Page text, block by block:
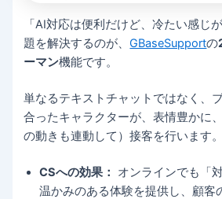
「AI対応は便利だけど、冷たい感
題を解決するのが、GBaseSupportの
ーマン機能です。
単なるテキストチャットではなく、
合ったキャラクターが、表情豊かに
の動きも連動して）接客を行います。
CSへの効果：
オンラインでも「
温かみのある体験を提供し、顧客